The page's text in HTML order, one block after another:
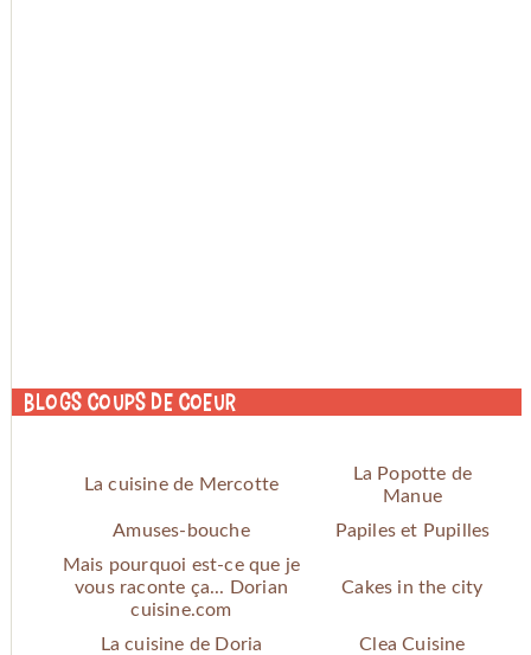
Blogs coups de coeur
La cuisine de Mercotte
La Popotte de
Manue
Amuses-bouche
Papiles et Pupilles
Mais pourquoi est-ce que je
vous raconte ça... Dorian
cuisine.com
Cakes in the city
La cuisine de Doria Clea Cuisine